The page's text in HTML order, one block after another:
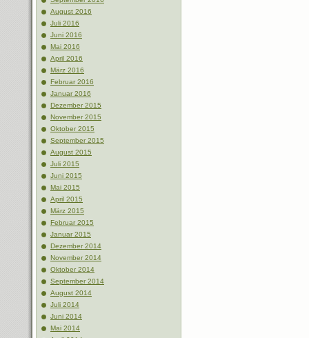
August 2016
Juli 2016
Juni 2016
Mai 2016
April 2016
März 2016
Februar 2016
Januar 2016
Dezember 2015
November 2015
Oktober 2015
September 2015
August 2015
Juli 2015
Juni 2015
Mai 2015
April 2015
März 2015
Februar 2015
Januar 2015
Dezember 2014
November 2014
Oktober 2014
September 2014
August 2014
Juli 2014
Juni 2014
Mai 2014